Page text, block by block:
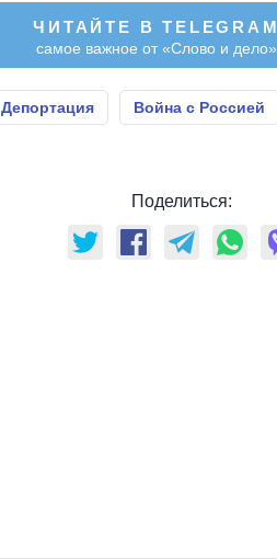
ЧИТАЙТЕ В TELEGRAM
самое важное от «Слово и дело»
Депортация Война с Россией
Поделиться: